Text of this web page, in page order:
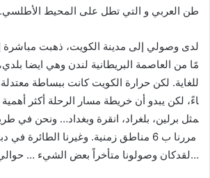
طن العربي و التي تطل على المحيط الأطلسي.
لدى وصولي إلى مدينة الكويت، ذهبت
مًا من العاصمة البريطانية لندن وهي ايضا
اءً، لكن يبدو أن خريطة مسار الرحلة أكثر أهمية
مثل برلين، بلغراد، انقرة وبغداد… ونحن في
مررنا ب 6 مناطق زمنية. وغيرنا الطائرة
…لقدكان وصولونا متأخراً بعض الشيء … حوالي